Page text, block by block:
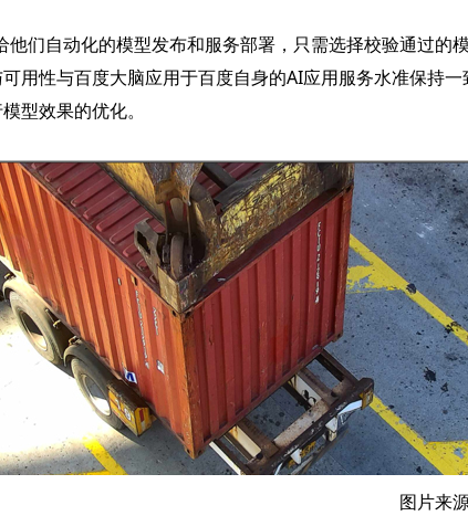
自动化的模型发布和服务部署，只需选择校验通过的
用性与百度大脑应用于百度自身的AI应用服务水准保持
型效果的优化。
图片来